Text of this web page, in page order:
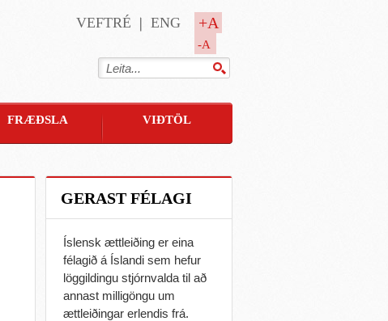
FRÆÐSLA VIÐTÖL
GERAST FÉLAGI
Íslensk ættleiðing er eina
félagið á Íslandi sem hefur
löggildingu stjórnvalda til að
annast milligöngu um
ættleiðingar erlendis frá.
+A
-A
VEFTRÉ ENG